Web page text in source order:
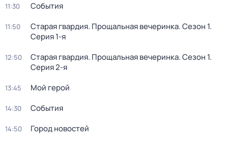
11:30 События
11:50 Старая гвардия. Прощальная вечеринка. Сезон 1.
Серия 1-я
12:50 Старая гвардия. Прощальная вечеринка. Сезон 1.
Серия 2-я
13:45 Мой герой
14:30 События
14:50 Город новостей